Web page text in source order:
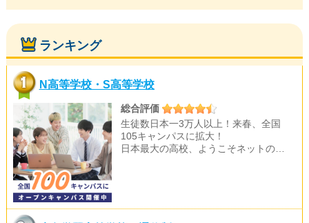
ランキング
N高等学校・S高等学校
総合評価
生徒数日本一3万人以上！来春、全国
105キャンパスに拡大！
日本最大の高校、ようこそネットの…